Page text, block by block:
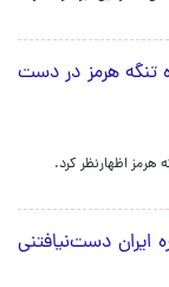
تنگه هرمز در دست
هرمز اظهارنظر کرد.
ایران دست‌نیافتنی